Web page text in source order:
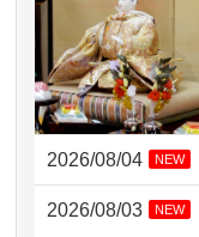
2026/08/02 18:47
2026/08/02 11:15
2026/08/02 10:39
2026/08/02 09:15
2026/08/02 06:46
2026/08/04 NEW
2026/08/03 NEW